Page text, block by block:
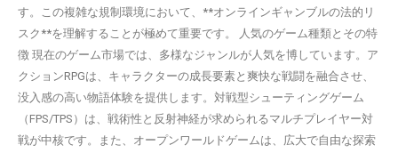
す。この複雑な規制環境において、**オンラインギャンブルの法的リ
スク**を理解することが極めて重要です。 人気のゲーム種類とその特
徴 現在のゲーム市場では、多様なジャンルが人気を博しています。ア
クションRPGは、キャラクターの成長要素と爽快な戦闘を融合させ、
没入感の高い物語体験を提供します。対戦型シューティングゲーム
（FPS/TPS）は、戦術性と反射神経が求められるマルチプレイヤー対
戦が中核です。また、オープンワールドゲームは、広大で自由な探索